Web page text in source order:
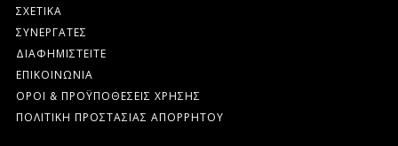
ΣΧΕΤΙΚΑ
ΣΥΝΕΡΓΑΤΕΣ
ΔΙΑΦΗΜΙΣΤΕΙΤΕ
ΕΠΙΚΟΙΝΩΝΙΑ
ΟΡΟΙ & ΠΡΟΫΠΟΘΕΣΕΙΣ ΧΡΗΣΗΣ
ΠΟΛΙΤΙΚΗ ΠΡΟΣΤΑΣΙΑΣ ΑΠΟΡΡΗΤΟΥ